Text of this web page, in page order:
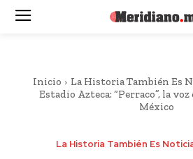
Inicio La Historia También Es
Estadio Azteca: “Perraco”, la
México
La Historia También Es